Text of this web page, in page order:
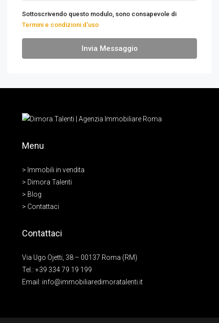
Sottoscrivendo questo modulo, sono consapevole di
Termini e condizioni d'uso
Invia Messaggio
Menu
> Immobili in vendita
> Dimora Talenti
> Blog
> Contattaci
Contattaci
Via Ugo Ojetti, 38 – 00137 Roma (RM)
Tel.: +39 334 79 19 199
Email: info@immobiliaredimoratalenti.it